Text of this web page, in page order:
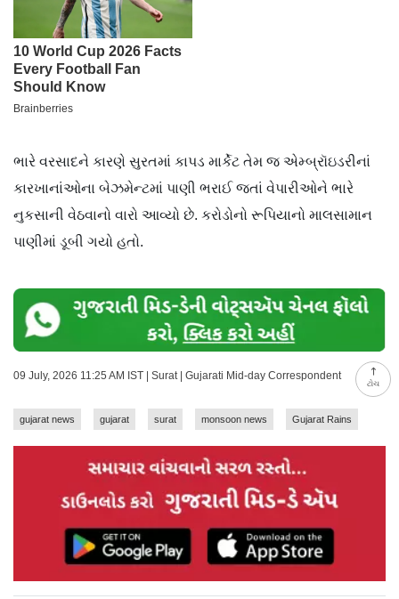
ટોચ
ભારે વરસાદને કારણે સુરતમાં કાપડ માર્કેટ તેમ જ એમ્બ્રૉઇડરીનાં
કારખાનાંઓના બેઝમેન્ટમાં પાણી ભરાઈ જતાં વેપારીઓને ભારે
નુકસાની વેઠવાનો વારો આવ્યો છે. કરોડોનો રૂપિયાનો માલસામાન
પાણીમાં ડૂબી ગયો હતો.
09 July, 2026 11:25 AM IST | Surat | Gujarati Mid-day Correspondent
gujarat news gujarat surat monsoon news Gujarat Rains